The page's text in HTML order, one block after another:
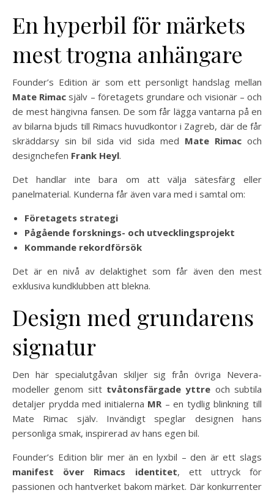
En hyperbil för märkets
mest trogna anhängare
Founder’s Edition är som ett personligt handslag mellan
Mate Rimac själv – företagets grundare och visionär – och
de mest hängivna fansen. De som får lägga vantarna på en
av bilarna bjuds till Rimacs huvudkontor i Zagreb, där de får
skräddarsy sin bil sida vid sida med Mate Rimacoch
designchefen Frank Heyl.
Det handlar inte bara om att välja sätesfärg eller
panelmaterial. Kunderna får även vara med i samtal om:
Företagets strategi
Pågående forsknings- och utvecklingsprojekt
Kommande rekordförsök
Det är en nivå av delaktighet som får även den mest
exklusiva kundklubben att blekna.
Design med grundarens
signatur
Den här specialutgåvan skiljer sig från övriga Nevera-
modeller genom sitt tvåtonsfärgade yttre och subtila
detaljer prydda med initialerna MR– en tydlig blinkning till
Mate Rimac själv. Invändigt speglar designen hans
personliga smak, inspirerad av hans egen bil.
Founder’s Edition blir mer än en lyxbil – den är ett slags
manifest över Rimacs identitet, ett uttryck för
passionen och hantverket bakom märket. Där konkurrenter